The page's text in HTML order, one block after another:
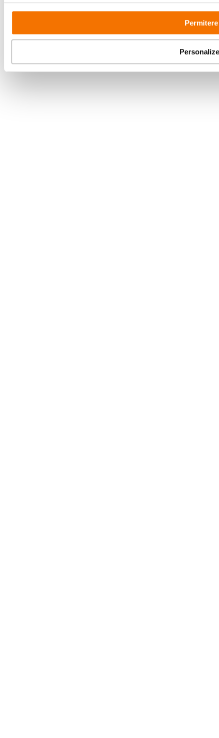
Parteneri tehnologie: